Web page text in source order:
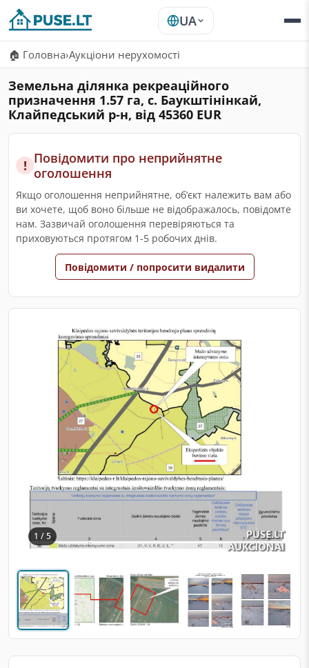
UA
🏠 Головна›Аукціони нерухомості
Земельна ділянка рекреаційного
призначення 1.57 га, с. Баукштінінкай,
Клайпедський р-н, від 45360 EUR
1 / 5
! Повідомити про неприйнятне
оголошення
Якщо оголошення неприйнятне, обʼєкт належить вам або
ви хочете, щоб воно більше не відображалось, повідомте
нам. Зазвичай оголошення перевіряються та
приховуються протягом 1-5 робочих днів.
Повідомити / попросити видалити